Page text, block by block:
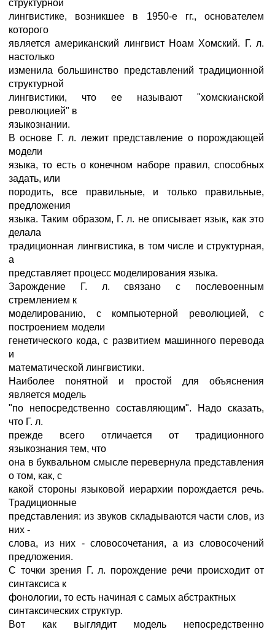
структурной
лингвистике, возникшее в 1950-е гг., основателем
которого
является американский лингвист Ноам Хомский. Г. л.
настолько
изменила большинство представлений традиционной
структурной
лингвистики, что ее называют "хомскианской
революцией" в
языкознании.
В основе Г. л. лежит представление о порождающей
модели
языка, то есть о конечном наборе правил, способных
задать, или
породить, все правильные, и только правильные,
предложения
языка. Таким образом, Г. л. не описывает язык, как это
делала
традиционная лингвистика, в том числе и структурная,
а
представляет процесс моделирования языка.
Зарождение Г. л. связано с послевоенным
стремлением к
моделированию, с компьютерной революцией, с
построением модели
генетического кода, с развитием машинного перевода
и
математической лингвистики.
Наиболее понятной и простой для объяснения
является модель
"по непосредственно составляющим". Надо сказать,
что Г. л.
прежде всего отличается от традиционного
языкознания тем, что
она в буквальном смысле перевернула представления
о том, как, с
какой стороны языковой иерархии порождается речь.
Традиционные
представления: из звуков складываются части слов, из
них -
слова, из них - словосочетания, а из словосочений
предложения.
С точки зрения Г. л. порождение речи происходит от
синтаксиса к
фонологии, то есть начиная с самых абстрактных
синтаксических структур.
Вот как выглядит модель непосредственно